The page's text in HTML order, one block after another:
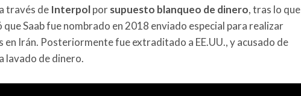
través de Interpolporsupuesto blanqueo de dinero, tras lo que
que Saab fue nombrado en 2018 enviado especial para realizar
en Irán. Posteriormente fue extraditado a EE.UU., y acusado de
lavado de dinero.